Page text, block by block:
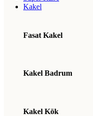
Kakel
Fasat Kakel
Kakel Badrum
Kakel Kök